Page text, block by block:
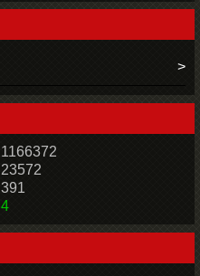
4
1166372
23572
391